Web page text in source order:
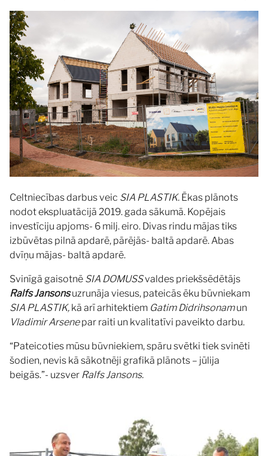
Celtniecības darbus veic SIA PLASTIK. Ēkas plānots
nodot ekspluatācijā 2019. gada sākumā. Kopējais
investīciju apjoms- 6 milj. eiro. Divas rindu mājas tiks
izbūvētas pilnā apdarē, pārējās- baltā apdarē. Abas
dvīņu mājas- baltā apdarē.
Svinīgā gaisotnē SIA DOMUSSvaldes priekšsēdētājs
Ralfs Jansonsuzrunāja viesus, pateicās ēku būvniekam
SIA PLASTIK, kā arī arhitektiem Gatim Didrihsonamun
Vladimir Arsenepar raiti un kvalitatīvi paveikto darbu.
“Pateicoties mūsu būvniekiem, spāru svētki tiek svinēti
šodien, nevis kā sākotnēji grafikā plānots – jūlija
beigās.”- uzsver Ralfs Jansons.